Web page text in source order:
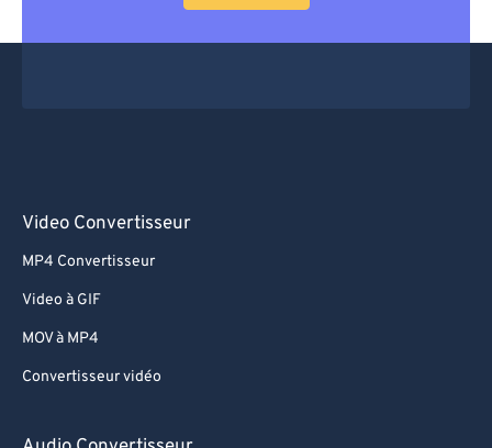
Video Convertisseur
MP4 Convertisseur
Video à GIF
MOV à MP4
Convertisseur vidéo